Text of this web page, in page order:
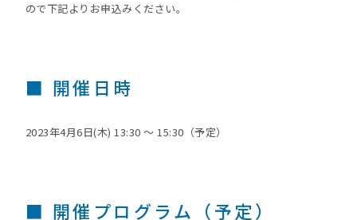
ので下記よりお申込みください。
■ 開催日時
2023年4月6日(木) 13:30 ～ 15:30（予定）
■ 開催プログラム（予定）